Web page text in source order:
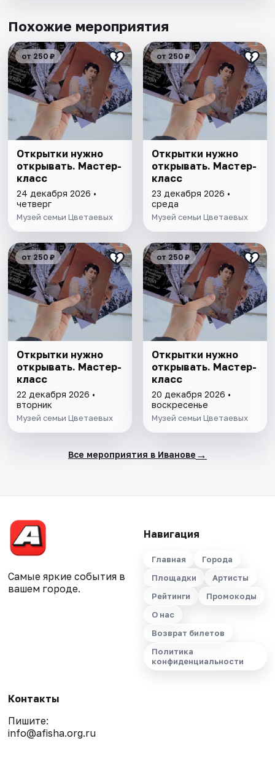
Похожие мероприятия
от 250 ₽
Открытки нужно
открывать. Мастер-
класс
24 декабря 2026 •
четверг
Музей семьи Цветаевых
от 250 ₽
Открытки нужно
открывать. Мастер-
класс
23 декабря 2026 •
среда
Музей семьи Цветаевых
от 250 ₽
Открытки нужно
открывать. Мастер-
класс
22 декабря 2026 •
вторник
Музей семьи Цветаевых
от 250 ₽
Открытки нужно
открывать. Мастер-
класс
20 декабря 2026 •
воскресенье
Музей семьи Цветаевых
Все мероприятия в Иванове →
Самые яркие события в
вашем городе.
Навигация
Главная
Города
Площадки
Артисты
Рейтинги
Промокоды
О нас
Возврат билетов
Политика
конфиденциальности
Контакты
Пишите:
info@afisha.org.ru